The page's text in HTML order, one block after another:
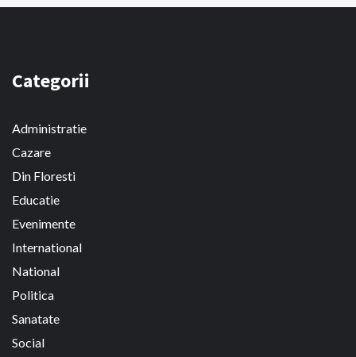
Categorii
Administratie
Cazare
Din Floresti
Educatie
Evenimente
International
National
Politica
Sanatate
Social